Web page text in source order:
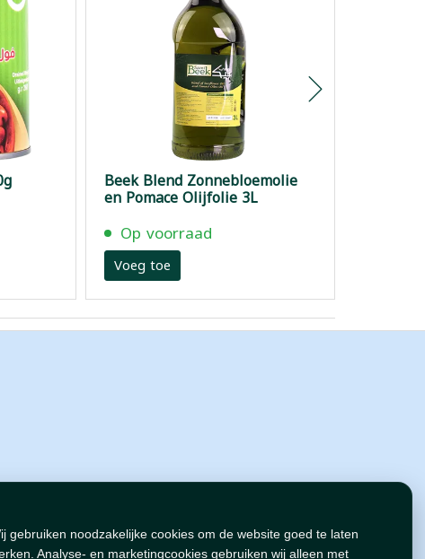
gebruiken noodzakelijke cookies om de website goed te laten
Analyse- en marketingcookies gebruiken wij alleen met
Beek Blend Zonnebloemolie
en Pomace Olijfolie 3L
Op voorraad
Voeg toe